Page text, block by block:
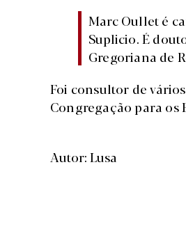
Marc Oullet é
Suplicio. É
Gregoriana de
Foi consultor de
Congregação para os
Autor: Lusa